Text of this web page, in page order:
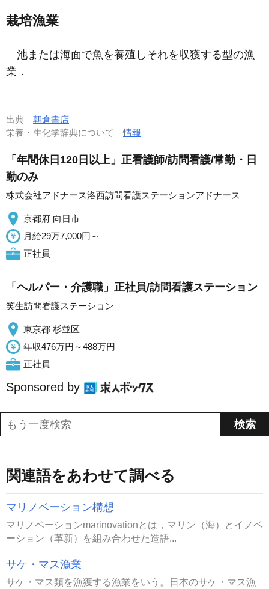
栽培漁業
池または海面で魚を養殖しそれを収獲する型の漁
業．
出典 朝倉書店
栄養・生化学辞典について情報
「年間休日120日以上」正看護師/訪問看護/常勤・日
勤のみ
株式会社アドナース洛西訪問看護ステーションアドナース
京都府 向日市
月給29万7,000円～
正社員
「ヘルパー・介護職」正社員/訪問看護ステーション
笑生訪問看護ステーション
東京都 杉並区
年収476万円～488万円
正社員
Sponsored by
関連語をあわせて調べる
マリノベーション構想
マリノベーションmarinovationとは，マリン（海）とイノベ
ーション（革新）を組み合わせた造語...
サケ・マス漁業
サケ・マス類を漁獲する漁業をいう。日本のサケ・マス漁